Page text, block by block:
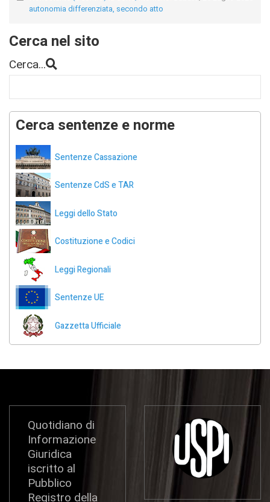
autonomia differenziata, secondo atto
Cerca nel sito
Cerca...
Cerca sentenze e norme
Sentenze Cassazione
Sentenze CdS e TAR
Leggi dello Stato
Costituzione e Codici
Leggi Regionali
Sentenze UE
Gazzetta Ufficiale
Quotidiano di
Informazione
Giuridica
iscritto al
Pubblico
Registro della